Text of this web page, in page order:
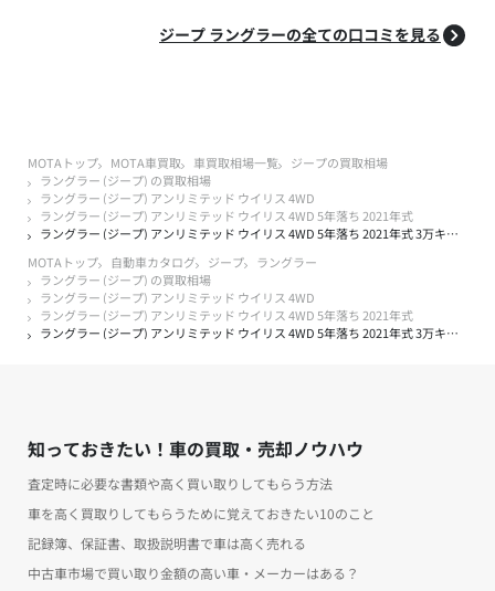
ジープ ラングラーの全ての口コミを見る
MOTAトップ MOTA車買取 車買取相場一覧
ジープの買取相場
ラングラー (ジープ) の買取相場
ラングラー (ジープ) アンリミテッド ウイリス 4WD
ラングラー (ジープ) アンリミテッド ウイリス 4WD 5年落ち 2021年式
ラングラー (ジープ) アンリミテッド ウイリス 4WD 5年落ち 2021年式 3万キロ以下の買取実績
MOTAトップ
自動車カタログ ジープ
ラングラー
ラングラー (ジープ) の買取相場
ラングラー (ジープ) アンリミテッド ウイリス 4WD
ラングラー (ジープ) アンリミテッド ウイリス 4WD 5年落ち 2021年式
ラングラー (ジープ) アンリミテッド ウイリス 4WD 5年落ち 2021年式 3万キロ以下の買取実績
知っておきたい！車の買取・売却ノウハウ
査定時に必要な書類や高く買い取りしてもらう方法
車を高く買取りしてもらうために覚えておきたい10のこと
記録簿、保証書、取扱説明書で車は高く売れる
中古車市場で買い取り金額の高い車・メーカーはある？